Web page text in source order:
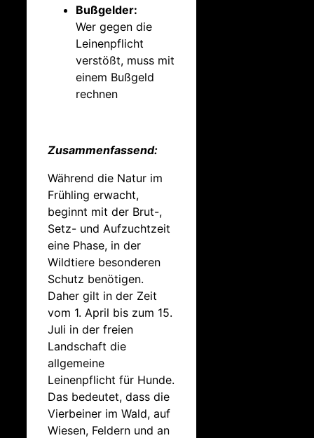
Bußgelder:
Wer gegen die
Leinenpflicht
verstößt, muss mit
einem Bußgeld
rechnen
Zusammenfassend:
Während die Natur im
Frühling erwacht,
beginnt mit der Brut-,
Setz- und Aufzuchtzeit
eine Phase, in der
Wildtiere besonderen
Schutz benötigen.
Daher gilt in der Zeit
vom 1. April bis zum 15.
Juli in der freien
Landschaft die
allgemeine
Leinenpflicht für Hunde.
Das bedeutet, dass die
Vierbeiner im Wald, auf
Wiesen, Feldern und an